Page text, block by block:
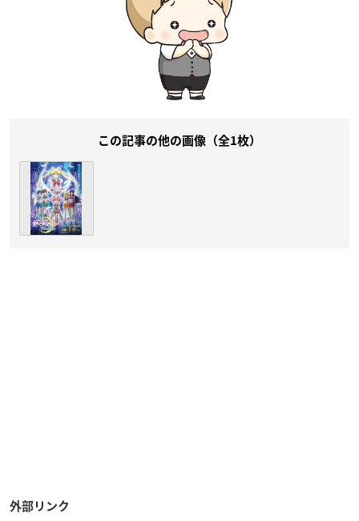
この記事の他の画像（全1枚）
外部リンク